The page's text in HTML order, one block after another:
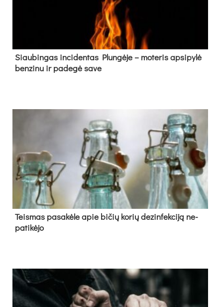
Siau­bin­gas in­ci­den­tas Plun­gė­je – mo­te­ris ap­si­py­lė
ben­zi­nu ir pa­de­gė sa­ve
Teis­mas pa­sa­kė­le apie bi­čių ko­rių de­zin­fek­ci­ją ne­
pa­ti­kė­jo